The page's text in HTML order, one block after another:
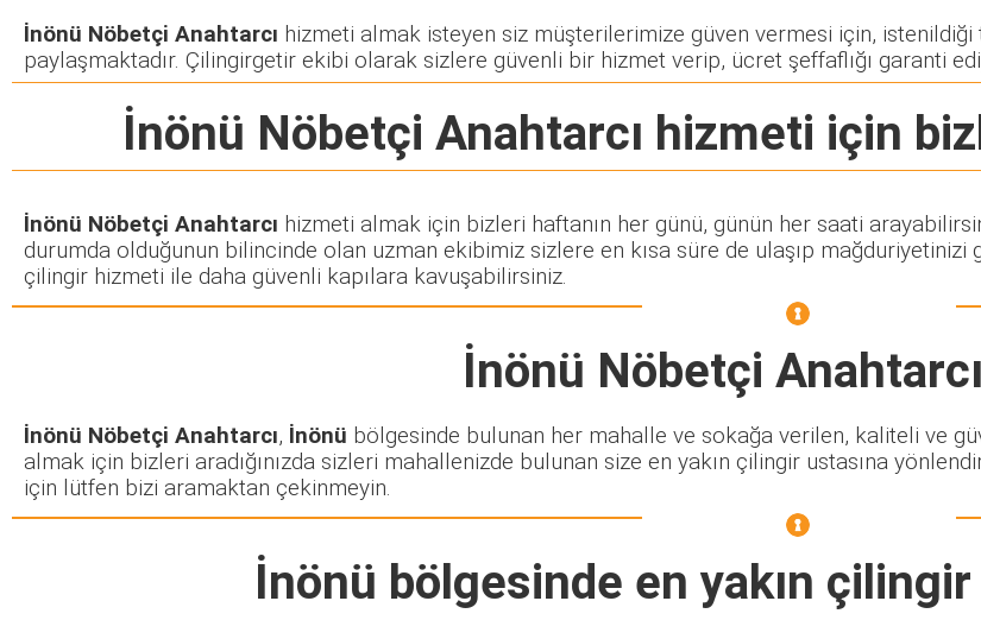
İnönü Nöbetçi Anahtarcı hizmeti almak isteyen siz müşterilerimize güven vermesi için,
paylaşmaktadır. Çilingirgetir ekibi olarak sizlere güvenli bir hizmet verip, ücret şeffaflığı garanti
İnönü Nöbetçi Anahtarcı hizmeti için
İnönü Nöbetçi Anahtarcı hizmeti almak için bizleri haftanın her günü, günün her saati
durumda olduğunun bilincinde olan uzman ekibimiz sizlere en kısa süre de ulaşıp
çilingir hizmeti ile daha güvenli kapılara kavuşabilirsiniz.
İnönü Nöbetçi Anahtarcı
İnönü Nöbetçi Anahtarcı, İnönü bölgesinde bulunan her mahalle ve sokağa verilen, kaliteli ve
almak için bizleri aradığınızda sizleri mahallenizde bulunan size en yakın çilingir ustasına
için lütfen bizi aramaktan çekinmeyin.
İnönü bölgesinde en yakın